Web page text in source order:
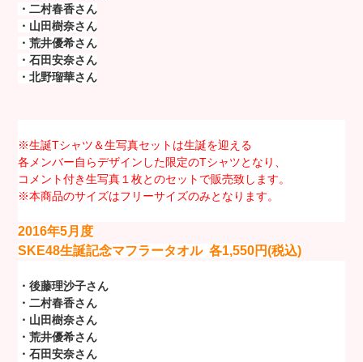
・二村春香さん
・山田樹奈さん
・荒井優希さん
・石田安奈さん
・北野瑠華さん
※生誕Tシャツ＆生写真セットは生誕を迎える
各メンバー自らデザインした限定のTシャツとなり、
コメント付き生写真１枚とのセットで販売致します。
※本商品のサイズはフリーサイズのみとなります。
2016年5月度
SKE48生誕記念マフラータオル各1,550円(税込)
・後藤理沙子さん
・二村春香さん
・山田樹奈さん
・荒井優希さん
・石田安奈さん